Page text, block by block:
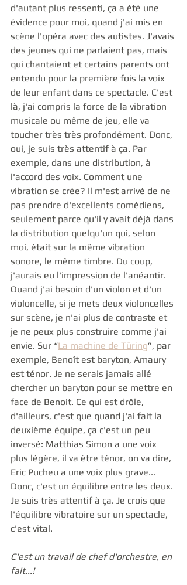
d'autant plus ressenti, ça a été une
évidence pour moi, quand j'ai mis en
scène l'opéra avec des autistes. J'avais
des jeunes qui ne parlaient pas, mais
qui chantaient et certains parents ont
entendu pour la première fois la voix
de leur enfant dans ce spectacle. C'est
là, j'ai compris la force de la vibration
musicale ou même de jeu, elle va
toucher très très profondément. Donc,
oui, je suis très attentif à ça. Par
exemple, dans une distribution, à
l'accord des voix. Comment une
vibration se crée? Il m'est arrivé de ne
pas prendre d'excellents comédiens,
seulement parce qu'il y avait déjà dans
la distribution quelqu'un qui, selon
moi, était sur la même vibration
sonore, le même timbre. Du coup,
j'aurais eu l'impression de l'anéantir.
Quand j'ai besoin d'un violon et d'un
violoncelle, si je mets deux violoncelles
sur scène, je n'ai plus de contraste et
je ne peux plus construire comme j'ai
envie. Sur “La machine de Türing”, par
exemple, Benoît est baryton, Amaury
est ténor. Je ne serais jamais allé
chercher un baryton pour se mettre en
face de Benoit. Ce qui est drôle,
d'ailleurs, c'est que quand j'ai fait la
deuxième équipe, ça c'est un peu
inversé: Matthias Simon a une voix
plus légère, il va être ténor, on va dire,
Eric Pucheu a une voix plus grave...
Donc, c'est un équilibre entre les deux.
Je suis très attentif à ça. Je crois que
l'équilibre vibratoire sur un spectacle,
c'est vital.
C'est un travail de chef d'orchestre, en
fait...!